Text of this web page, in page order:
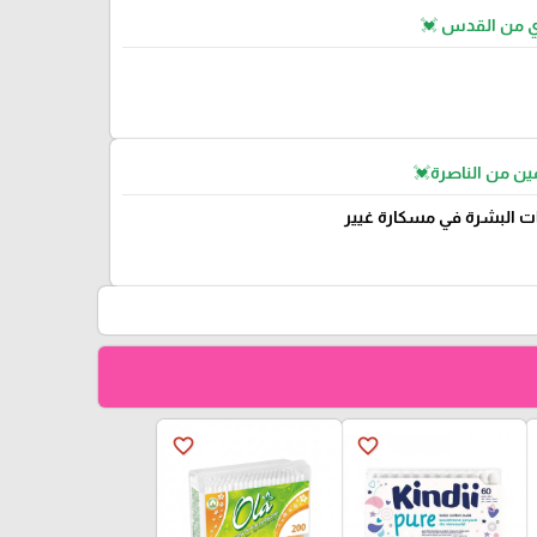
من القدس 💓
من الناصرة💓
البشرة في مسكارة غيير
favorite_border
favorite_border